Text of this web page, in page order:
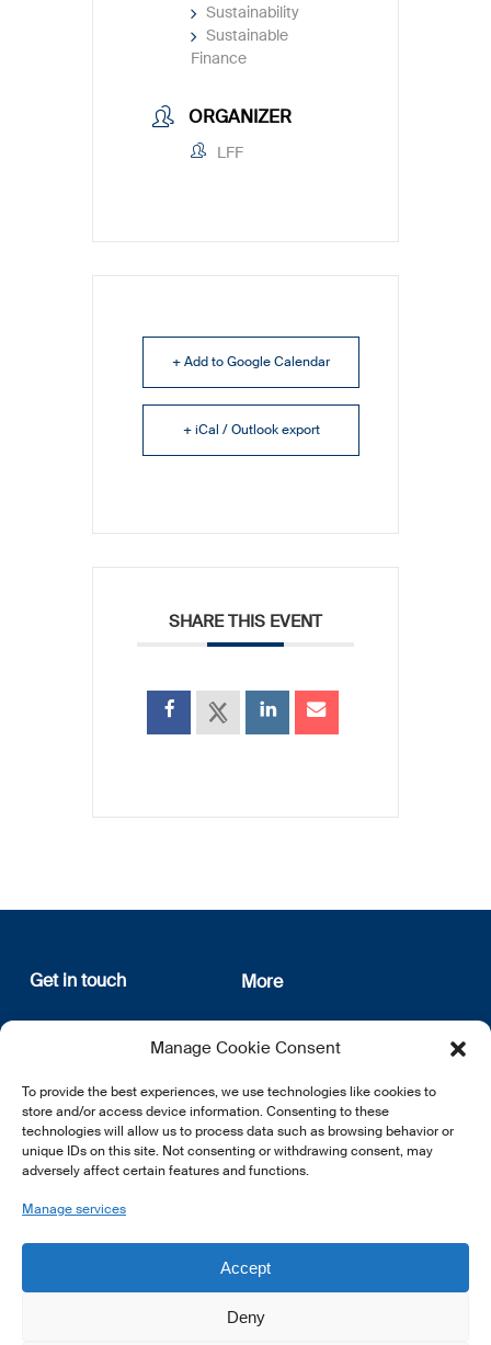
Manage Cookie Consent
To provide the best experiences, we use technologies like cookies to
store and/or access device information. Consenting to these
technologies will allow us to process data such as browsing behavior or
unique IDs on this site. Not consenting or withdrawing consent, may
adversely affect certain features and functions.
Manage services
Accept
Deny
Sustainability
Sustainable
Finance
ORGANIZER
LFF
+ Add to Google Calendar
+ iCal / Outlook export
SHARE THIS EVENT
Get in touch
12, rue Erasme
L-1468 Luxembourg
E:info@lsfi.lu
More
About us
Privacy Policy